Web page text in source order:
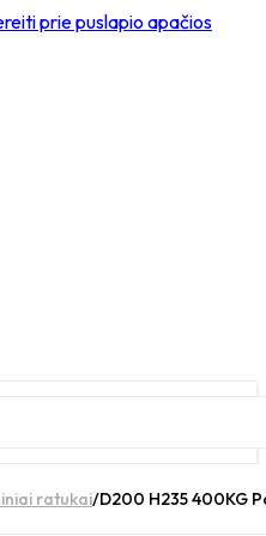
prie puslapio apačios
ratukai/D200 H235 400KG